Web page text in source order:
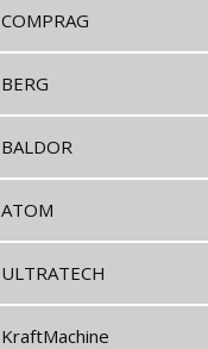
COMPRAG
BERG
BALDOR
АТОМ
ULTRATECH
KraftMachine